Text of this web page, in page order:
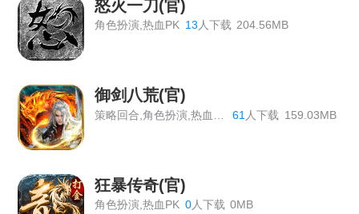
《战Online》线下返利活动公告
《战旗飘》线下活动
《热血大明》线下累充活动
《原始传奇》最新线下活动
怒火一刀(官)
角色扮演,热血PK 13 人下载 204.56MB
御剑八荒(官)
61 人下载 159.03MB
狂暴传奇(官)
角色扮演,热血PK 0人下载 0MB